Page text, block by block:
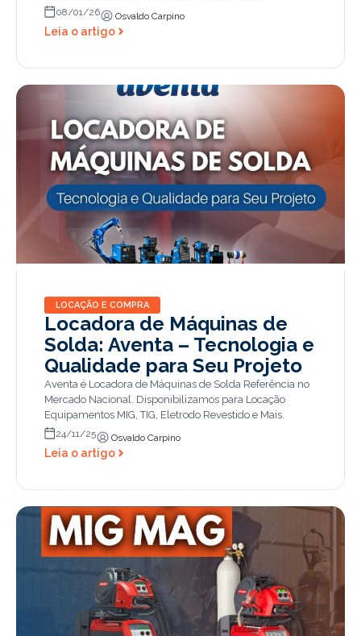
08/01/26 Osvaldo Carpino
Leia o artigo
LOCAÇÃO E COMPRA
Locadora de Máquinas de
Solda: Aventa – Tecnologia e
Qualidade para Seu Projeto
Aventa é Locadora de Máquinas de Solda Referência no
Mercado Nacional. Disponibilizamos para Locação
Equipamentos MIG, TIG, Eletrodo Revestido e Mais.
24/11/25 Osvaldo Carpino
Leia o artigo